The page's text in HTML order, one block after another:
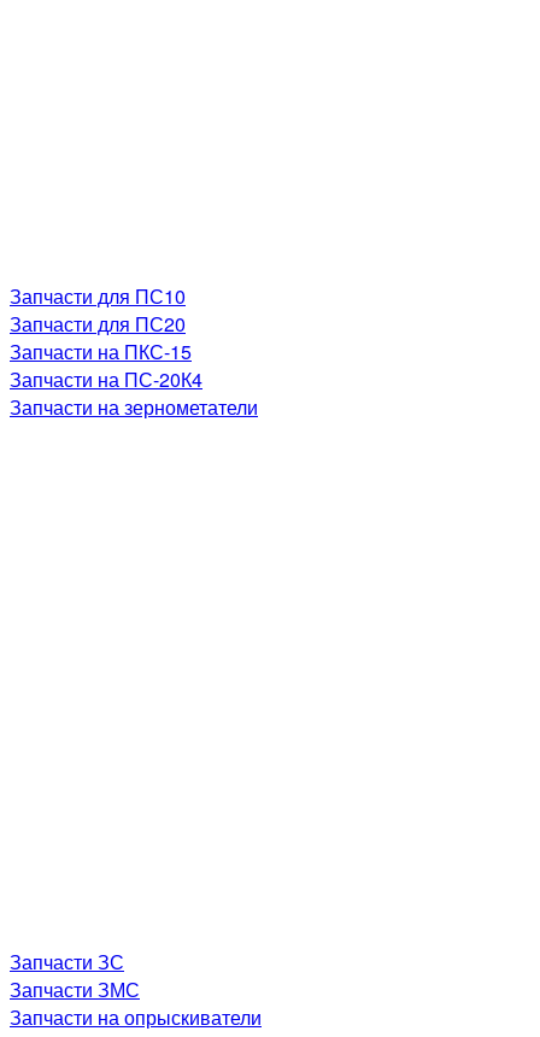
Запчасти для ПС10
Запчасти для ПС20
Запчасти на ПКС-15
Запчасти на ПС-20К4
Запчасти на зернометатели
Запчасти ЗС
Запчасти ЗМС
Запчасти на опрыскиватели